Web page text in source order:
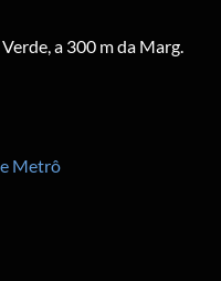
a 300 m da Marg.
Metrô